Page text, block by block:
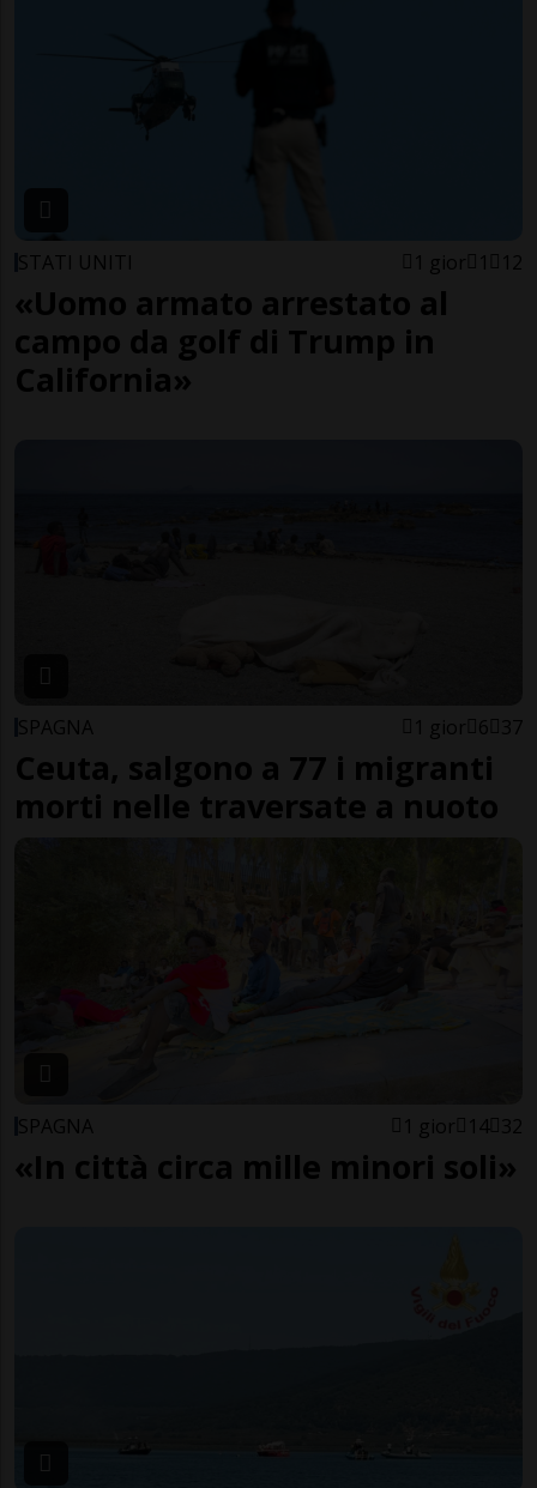
STATI UNITI 1 gior 1 12
«Uomo armato arrestato al
campo da golf di Trump in
California»
SPAGNA 1 gior 6 37
Ceuta, salgono a 77 i migranti
morti nelle traversate a nuoto
SPAGNA 1 gior 14 32
«In città circa mille minori soli»